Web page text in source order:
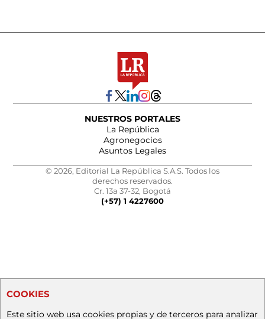
NUESTROS PORTALES
La República
Agronegocios
Asuntos Legales
© 2026, Editorial La República S.A.S. Todos los
derechos reservados.
Cr. 13a 37-32, Bogotá
(+57) 1 4227600
COOKIES
Este sitio web usa cookies propias y de terceros para analizar